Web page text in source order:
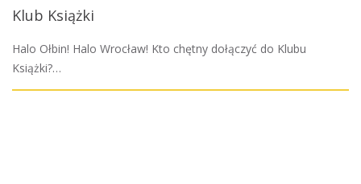
Klub Książki
Halo Ołbin! Halo Wrocław! Kto chętny dołączyć do Klubu
Książki?…